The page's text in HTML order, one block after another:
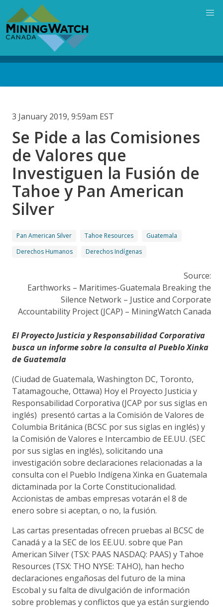
main
content
3 January 2019, 9:59am EST
Se Pide a las Comisiones
de Valores que
Investiguen la Fusión de
Tahoe y Pan American
Silver
Pan American Silver Tahoe Resources
Guatemala
Derechos Humanos
Derechos Indígenas
Source:
Earthworks – Maritimes-Guatemala Breaking the
Silence Network – Justice and Corporate
Accountability Project (JCAP) – MiningWatch Canada
El Proyecto Justicia y Responsabilidad Corporativa
busca un informe sobre la consulta al Pueblo Xinka
de Guatemala
(Ciudad de Guatemala, Washington DC, Toronto,
Tatamagouche, Ottawa) Hoy el Proyecto Justicia y
Responsabilidad Corporativa (JCAP por sus siglas en
inglés) presentó cartas a la Comisión de Valores de
Columbia Británica (BCSC por sus siglas en inglés) y
la Comisión de Valores e Intercambio de EE.UU. (SEC
por sus siglas en inglés), solicitando una
investigación sobre declaraciones relacionadas a la
consulta con el Pueblo Indígena Xinka en Guatemala
dictaminada por la Corte Constitucionalidad.
Accionistas de ambas empresas votarán el 8 de
enero sobre si aceptan, o no, la fusión.
Las cartas presentadas ofrecen pruebas al BCSC de
Canadá y a la SEC de los EE.UU. sobre que Pan
American Silver (TSX: PAAS NASDAQ: PAAS) y Tahoe
Resources (TSX: THO NYSE: TAHO), han hecho
declaraciones engañosas del futuro de la mina
Escobal y su falta de divulgación de información
sobre problemas y conflictos que ya están surgiendo